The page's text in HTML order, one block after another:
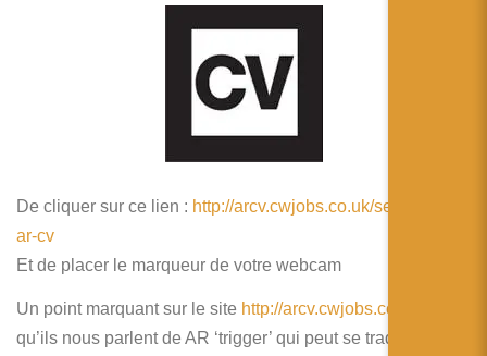
De cliquer sur ce lien : http://arcv.cwjobs.co.uk/see-davids-
ar-cv
Et de placer le marqueur de votre webcam
Un point marquant sur le site http://arcv.cwjobs.co.uk
qu’ils nous parlent de AR ‘trigger’ qui peut se traduire par